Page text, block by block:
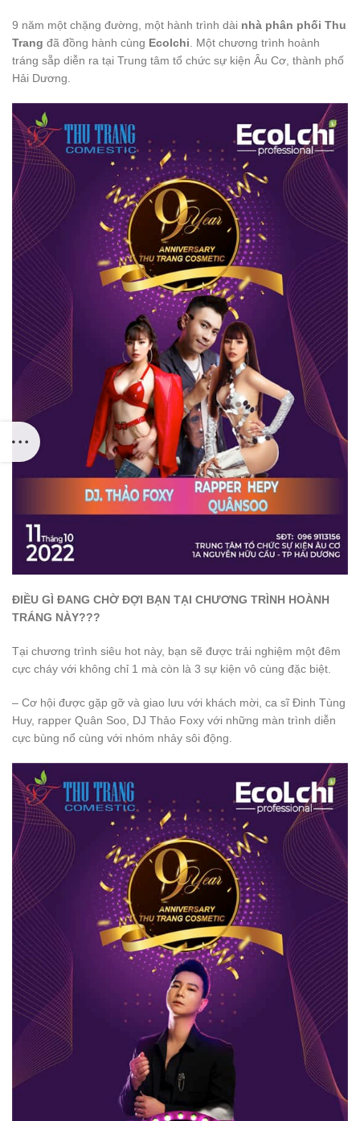
9 năm một chặng đường, một hành trình dài nhà phân phối Thu
Trang đã đồng hành cùng Ecolchi . Một chương trình hoành
tráng sẵp diễn ra tại Trung tâm tổ chức sự kiện Âu Cơ, thành phố
Hải Dương.
ĐIỀU GÌ ĐANG CHỜ ĐỢI BẠN TẠI CHƯƠNG TRÌNH HOÀNH
TRÁNG NÀY???
Tại chương trình siêu hot này, bạn sẽ được trải nghiệm một đêm
cực cháy với không chỉ 1 mà còn là 3 sự kiện vô cùng đặc biệt.
– Cơ hội được gặp gỡ và giao lưu với khách mời, ca sĩ Đinh Tùng
Huy, rapper Quân Soo, DJ Thảo Foxy với những màn trình diễn
cực bùng nổ cùng với nhóm nhảy sôi động.